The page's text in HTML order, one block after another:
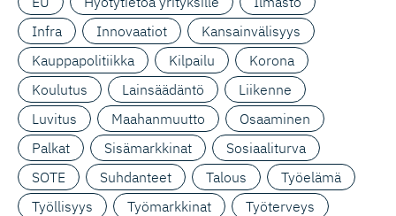
Infra
Innovaatiot
Kansainvälisyys
Kauppapolitiikka
Kilpailu
Korona
Koulutus
Lainsäädäntö
Liikenne
Luvitus
Maahanmuutto
Osaaminen
Palkat
Sisämarkkinat
Sosiaaliturva
SOTE
Suhdanteet Talous
Työelämä
Työllisyys
Työmarkkinat
Työterveys